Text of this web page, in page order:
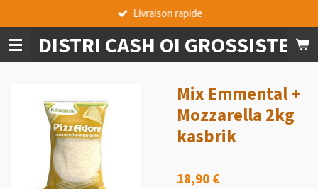
au
contenu
principal
DISTRI CASH OI GROSSISTE
Livraison rapide
Mix Emmental +
Mozzarella 2kg
kasbrik
18,90 €